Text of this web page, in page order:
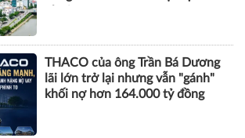
THACO của ông Trần Bá Dương
lãi lớn trở lại nhưng vẫn "gánh"
khối nợ hơn 164.000 tỷ đồng